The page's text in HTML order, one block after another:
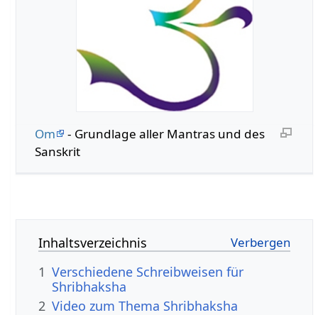
Om
- Grundlage aller Mantras und des
Sanskrit
Inhaltsverzeichnis
1 Verschiedene Schreibweisen für
Shribhaksha
2 Video zum Thema Shribhaksha